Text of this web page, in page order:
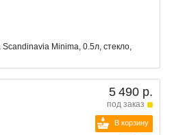
Minima, 0.5л, стекло,
5 490 р.
под заказ
В корзину